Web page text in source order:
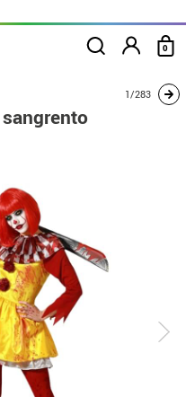
0
Par de Ronald o palhaço sangrento
1/283